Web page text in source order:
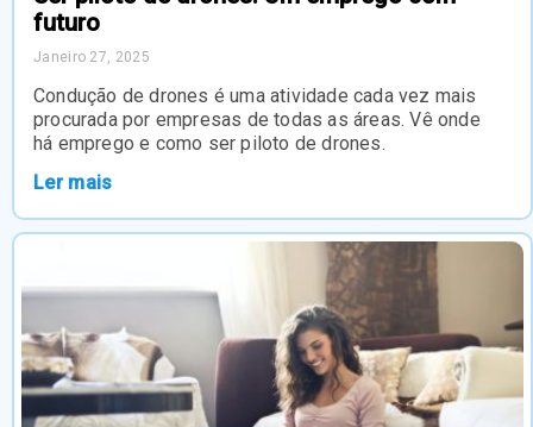
futuro
Janeiro 27, 2025
Condução de drones é uma atividade cada vez mais
procurada por empresas de todas as áreas. Vê onde
há emprego e como ser piloto de drones.
Ler mais